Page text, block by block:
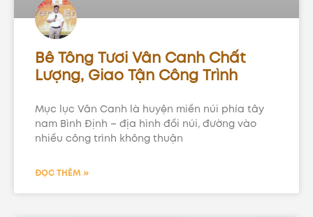
Bê Tông Tươi Vân Canh Chất
Lượng, Giao Tận Công Trình
Mục lục Vân Canh là huyện miền núi phía tây
nam Bình Định – địa hình đồi núi, đường vào
nhiều công trình không thuận
ĐỌC THÊM »